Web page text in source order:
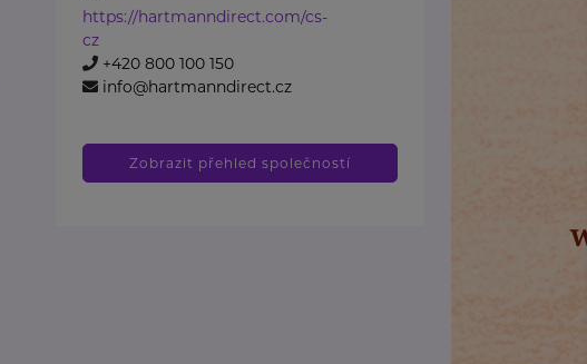
https://hartmanndirect.com/cs-
cz
+420 800 100 150
info@hartmanndirect.cz
Zobrazit přehled společností